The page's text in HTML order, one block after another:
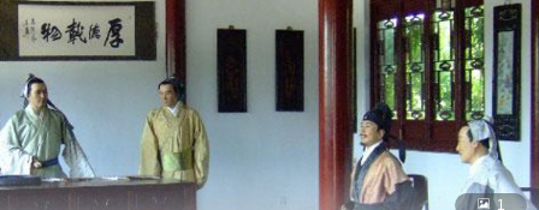
 1
